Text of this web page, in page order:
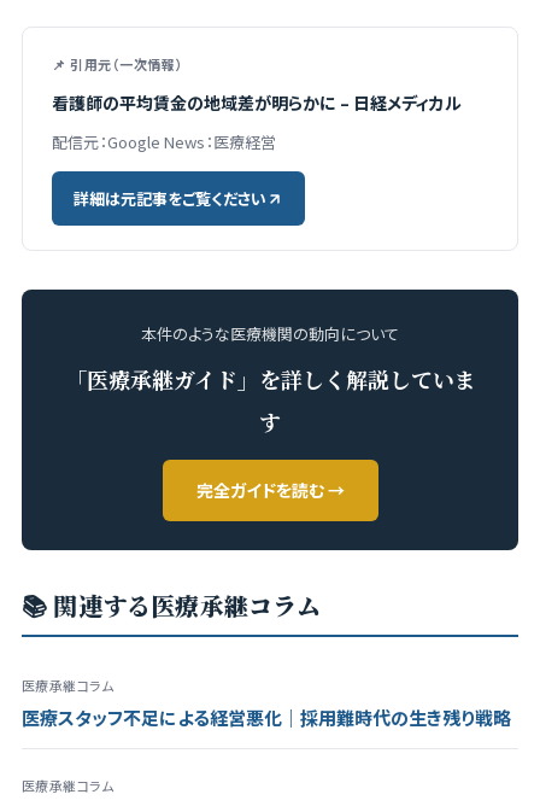
📌 引用元（一次情報）
看護師の平均賃金の地域差が明らかに – 日経メディカル
配信元：Google News：医療経営
詳細は元記事をご覧ください
本件のような医療機関の動向について
「医療承継ガイド」を詳しく解説していま
す
完全ガイドを読む →
📚 関連する医療承継コラム
医療承継コラム
医療スタッフ不足による経営悪化｜採用難時代の生き残り戦略
医療承継コラム